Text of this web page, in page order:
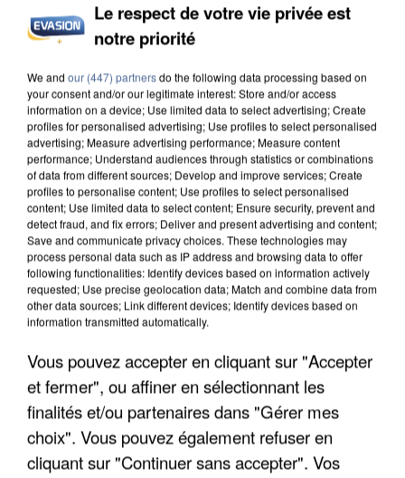
INCENDIES : L’ÎLE-DE-FRANCE LANCE UN ÉLAN
DE SOLIDARITÉ AVEC LES...
APRÈS TOUTES CES CANICULES, LES REFUGES
DE FAUNE SAUVAGE SONT...
Le respect de votre vie privée est
notre priorité
We and our (447) partnersdo the following data processing based on
your consent and/or our legitimate interest: Store and/or access
information on a device; Use limited data to select advertising; Create
profiles for personalised advertising; Use profiles to select personalised
advertising; Measure advertising performance; Measure content
performance; Understand audiences through statistics or combinations
of data from different sources; Develop and improve services; Create
profiles to personalise content; Use profiles to select personalised
content; Use limited data to select content; Ensure security, prevent and
detect fraud, and fix errors; Deliver and present advertising and content;
Save and communicate privacy choices. These technologies may
process personal data such as IP address and browsing data to offer
following functionalities: Identify devices based on information actively
requested; Use precise geolocation data; Match and combine data from
other data sources; Link different devices; Identify devices based on
information transmitted automatically.
Vous pouvez accepter en cliquant sur "Accepter
et fermer", ou affiner en sélectionnant les
finalités et/ou partenaires dans "Gérer mes
choix". Vous pouvez également refuser en
cliquant sur "Continuer sans accepter". Vos